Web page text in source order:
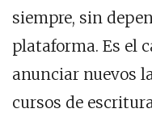
siempre, sin
plataforma. Es el
anunciar nuevos
cursos de